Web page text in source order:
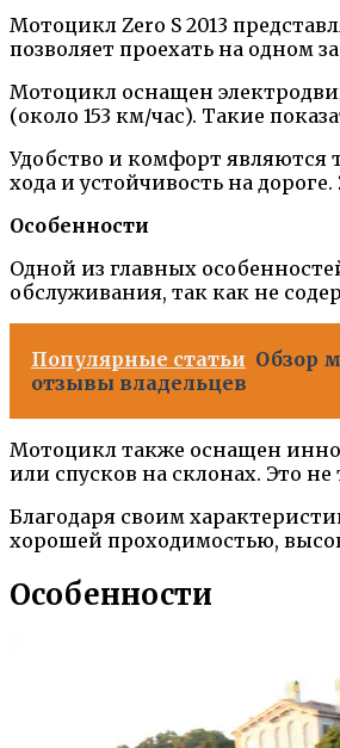
Мотоцикл Zero S 2013
позволяет проехать на одном
Мотоцикл оснащен
(около 153 км/час). Такие
Удобство и комфорт являются
хода и устойчивость на
Особенности
Одной из главных
обслуживания, так как не
Популярные статьи Обзор
отзывы владельцев
Мотоцикл также оснащен
или спусков на склонах. Это
Благодаря своим
хорошей проходимостью,
Особенности